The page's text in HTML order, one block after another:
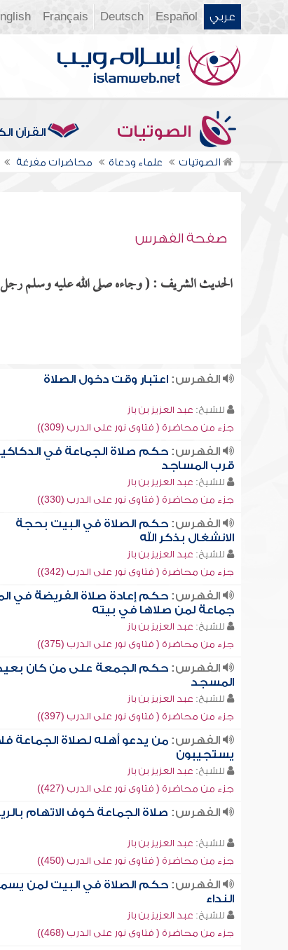
عربي Español
Deutsch
Français
الصوتيات القرآن
الصوتيات علماء ودعاة محاضرات مفرغة
صفحة الفهرس
الحديث الشريف : ( وجاءه صلى الله عليه وسلم رجل
الفهرس:اعتبار وقت دخول الصلاة
للشيخ: عبد العزيز بن باز
جزء من محاضرة ( فتاوى نور على الدرب (309))
الفهرس:حكم صلاة الجماعة في
قرب المساجد
للشيخ: عبد العزيز بن باز
جزء من محاضرة ( فتاوى نور على الدرب (330))
الفهرس:حكم الصلاة في البيت بحجة
الانشغال بذكر الله
للشيخ: عبد العزيز بن باز
جزء من محاضرة ( فتاوى نور على الدرب (342))
الفهرس:حكم إعادة صلاة الفريضة في
جماعة لمن صلاها في بيته
للشيخ: عبد العزيز بن باز
جزء من محاضرة ( فتاوى نور على الدرب (375))
الفهرس:حكم الجمعة على من كان
المسجد
للشيخ: عبد العزيز بن باز
جزء من محاضرة ( فتاوى نور على الدرب (397))
الفهرس:من يدعو أهله لصلاة الجماعة
يستجيبون
للشيخ: عبد العزيز بن باز
جزء من محاضرة ( فتاوى نور على الدرب (427))
الفهرس: صلاة الجماعة خوف الاتهام
للشيخ: عبد العزيز بن باز
جزء من محاضرة ( فتاوى نور على الدرب (450))
الفهرس:حكم الصلاة في البيت لمن
النداء
للشيخ: عبد العزيز بن باز
جزء من محاضرة ( فتاوى نور على الدرب (468))